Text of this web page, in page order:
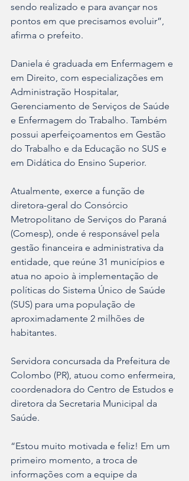
sendo realizado e para avançar nos
pontos em que precisamos evoluir”,
afirma o prefeito.
Daniela é graduada em Enfermagem e
em Direito, com especializações em
Administração Hospitalar,
Gerenciamento de Serviços de Saúde
e Enfermagem do Trabalho. Também
possui aperfeiçoamentos em Gestão
do Trabalho e da Educação no SUS e
em Didática do Ensino Superior.
Atualmente, exerce a função de
diretora-geral do Consórcio
Metropolitano de Serviços do Paraná
(Comesp), onde é responsável pela
gestão financeira e administrativa da
entidade, que reúne 31 municípios e
atua no apoio à implementação de
políticas do Sistema Único de Saúde
(SUS) para uma população de
aproximadamente 2 milhões de
habitantes.
Servidora concursada da Prefeitura de
Colombo (PR), atuou como enfermeira,
coordenadora do Centro de Estudos e
diretora da Secretaria Municipal da
Saúde.
“Estou muito motivada e feliz! Em um
primeiro momento, a troca de
informações com a equipe da